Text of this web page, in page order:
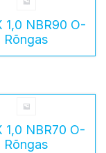
1,0 NBR90 O-
Rõngas
1,0 NBR70 O-
Rõngas